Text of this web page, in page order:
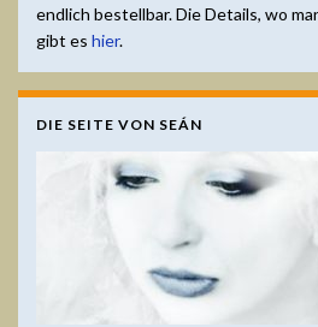
endlich bestellbar. Die Details, wo
gibt es hier.
DIE SEITE VON SEÁN